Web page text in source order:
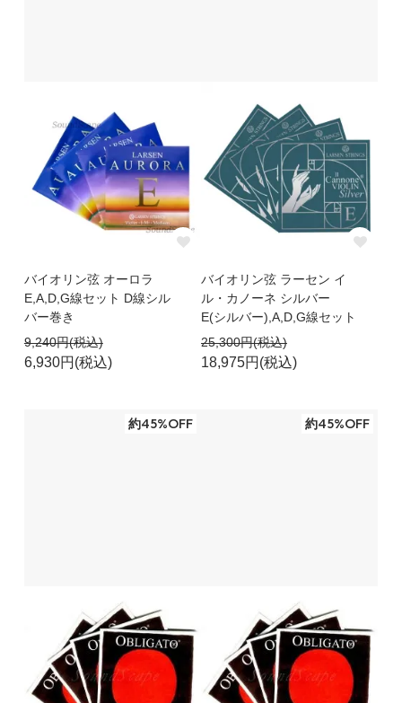
バイオリン弦 オーロラ
E,A,D,G線セット D線シル
バー巻き
9,240円(税込)
6,930円(税込)
バイオリン弦 ラーセン イ
ル・カノーネ シルバー
E(シルバー),A,D,G線セット
25,300円(税込)
18,975円(税込)
約45%OFF 約45%OFF